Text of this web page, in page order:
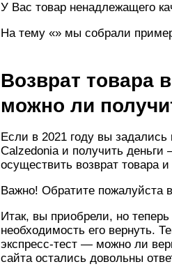
У Вас товар ненадлежащего
На тему «» мы собрали
Возврат товара
можно ли
Если в 2021 году вы
Calzedonia и получить деньги
осуществить возврат товара и
Важно! Обратите пожалуйста
Итак, вы приобрели, но
необходимость его вернуть.
экспресс-тест — можно ли
сайта остались довольны